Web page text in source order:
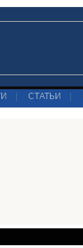
СТАТЬИ